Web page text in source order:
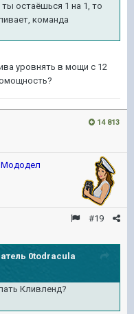
остаёшься 1 на 1, то
команда
уровнять в мощи с 12
14 813
Мододел
#19
0todracula
Кливленд?